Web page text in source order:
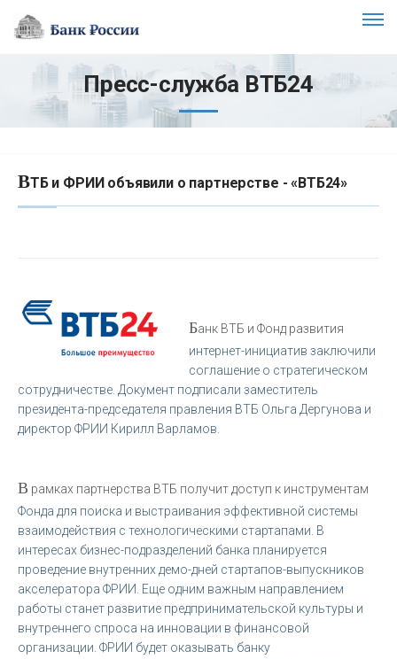
Пресс-служба ВТБ24
ВТБ и ФРИИ объявили о партнерстве - «ВТБ24»
Банк ВТБ и Фонд развития
интернет-инициатив заключили
соглашение о стратегическом
сотрудничестве. Документ подписали заместитель
президента-председателя правления ВТБ Ольга Дергунова и
директор ФРИИ Кирилл Варламов.
В рамках партнерства ВТБ получит доступ к инструментам
Фонда для поиска и выстраивания эффективной системы
взаимодействия с технологическими стартапами. В
интересах бизнес-подразделений банка планируется
проведение внутренних демо-дней стартапов-выпускников
акселератора ФРИИ. Еще одним важным направлением
работы станет развитие предпринимательской культуры и
внутреннего спроса на инновации в финансовой
организации. ФРИИ будет оказывать банку